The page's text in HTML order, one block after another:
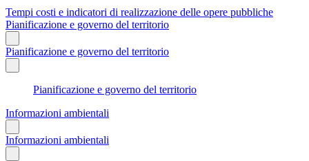
Tempi costi e indicatori di realizzazione delle opere pubbliche
Pianificazione e governo del territorio
Pianificazione e governo del territorio
Pianificazione e governo del territorio
Informazioni ambientali
Informazioni ambientali